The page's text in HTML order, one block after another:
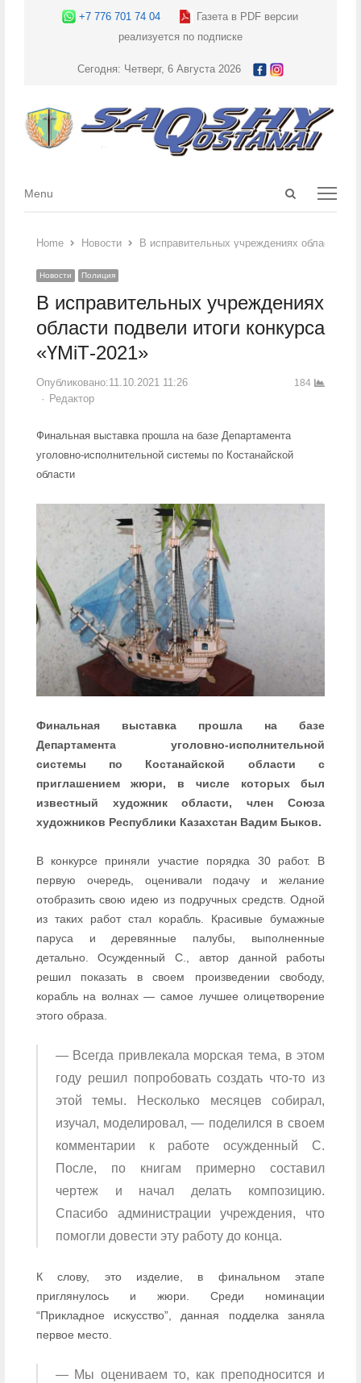
+7 776 701 74 04
Газета в PDF версии
реализуется по подписке
Сегодня: Четверг, 6 Августа 2026
Open
Menu
Menu
Home Новости В исправительных учреждениях области
Новости Полиция
В исправительных учреждениях
области подвели итоги конкурса
«ҮМіТ-2021»
Опубликовано:11.10.2021 11:26
Author
Редактор
184
Финальная выставка прошла на базе Департамента
уголовно-исполнительной системы по Костанайской
области
Финальная выставка прошла на базе
Департамента уголовно-исполнительной
системы по Костанайской области с
приглашением жюри, в числе которых был
известный художник области, член Союза
художников Республики Казахстан Вадим Быков.
В конкурсе приняли участие порядка 30 работ. В
первую очередь, оценивали подачу и желание
отобразить свою идею из подручных средств. Одной
из таких работ стал корабль. Красивые бумажные
паруса и деревянные палубы, выполненные
детально. Осужденный С., автор данной работы
решил показать в своем произведении свободу,
корабль на волнах — самое лучшее олицетворение
этого образа.
— Всегда привлекала морская тема, в этом
году решил попробовать создать что-то из
этой темы. Несколько месяцев собирал,
изучал, моделировал, — поделился в своем
комментарии к работе осужденный С.
После, по книгам примерно составил
чертеж и начал делать композицию.
Спасибо администрации учреждения, что
помогли довести эту работу до конца.
К слову, это изделие, в финальном этапе
приглянулось и жюри. Среди номинации
“Прикладное искусство”, данная подделка заняла
первое место.
— Мы оцениваем то, как преподносится и